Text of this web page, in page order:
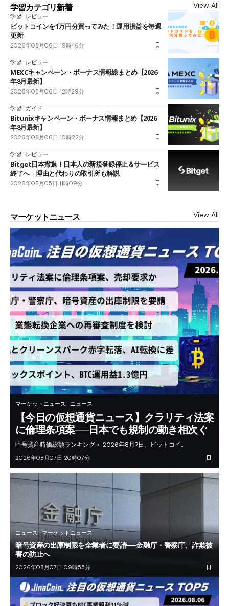
学習カテゴリ新着 View All
学習 レビュー
ビットコインを1万円分買ってみた！運用損益を毎週
更新
2026年08月06日 19時46分
学習 レビュー
MEXCキャンペーン・ボーナス情報総まとめ【2026
年8月最新】
2026年08月06日 12時29分
学習 ガイド
Bitunixキャンペーン・ボーナス情報まとめ【2026
年8月最新】
2026年08月06日 10時22分
学習 レビュー
Bitget日本撤退！日本人の新規登録停止＆サービス
終了へ 理由と代わりの取引所も解説
2026年08月05日 11時09分
マーケットニュース View All
マーケットニュース ニュース
【今日の仮想通貨ニュース】クラリティ法案
に倫理条項案──日本でも規制の動き相次ぐ
暗号資産時価総額ランキング＞ 2026年8月7日、ビットコイ…
2026年08月07日 20時07分
ニュース マーケットニュース
暗号資産の出庫制限を全業者に要請──金融庁・警察庁、詐欺被
害の防止へ
2026年08月07日 09時55分